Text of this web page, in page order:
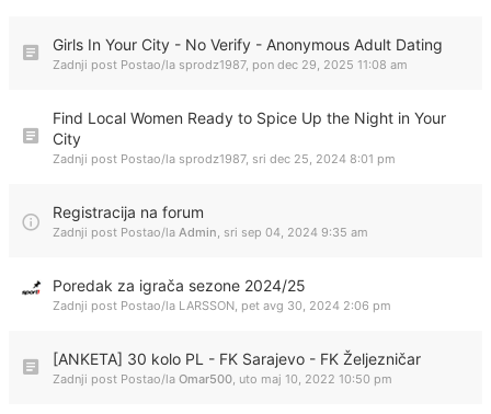
Girls In Your City - No Verify - Anonymous Adult Dating
Zadnji post Postao/la sprodz1987, pon dec 29, 2025 11:08 am
Find Local Women Ready to Spice Up the Night in Your
City
Zadnji post Postao/la sprodz1987, sri dec 25, 2024 8:01 pm
Registracija na forum
Zadnji post Postao/la Admin, sri sep 04, 2024 9:35 am
Poredak za igrača sezone 2024/25
Zadnji post Postao/la LARSSON, pet avg 30, 2024 2:06 pm
[ANKETA] 30 kolo PL - FK Sarajevo - FK Željezničar
Zadnji post Postao/la Omar500, uto maj 10, 2022 10:50 pm